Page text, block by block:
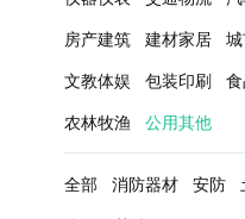
房产建筑 建材家居
文教体娱
包装印刷
农林牧渔
公用其他
全部 消防器材 安防